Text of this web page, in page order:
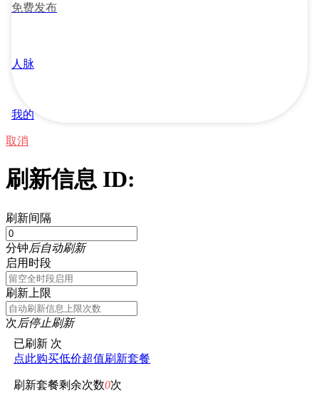
免费发布
人脉
我的
取消
刷新信息 ID:
刷新间隔
分钟后自动刷新
启用时段
刷新上限
次后停止刷新
已刷新 次
点此购买低价超值刷新套餐
刷新套餐剩余次数0次